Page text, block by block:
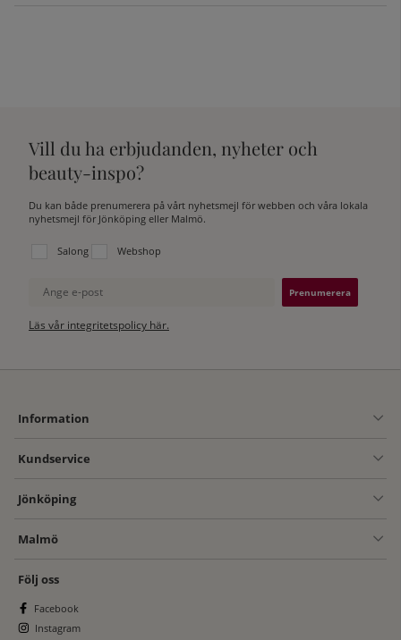
Vill du ha erbjudanden, nyheter och
beauty-inspo?
Du kan både prenumerera på vårt nyhetsmejl för webben och våra lokala
nyhetsmejl för Jönköping eller Malmö.
Välj vilken lista du vill prenumerera på:
Salong Webshop
Ange e-post
Läs vår integritetspolicy här.
Information
Kundservice
Jönköping
Malmö
Följ oss
Facebook
Instagram